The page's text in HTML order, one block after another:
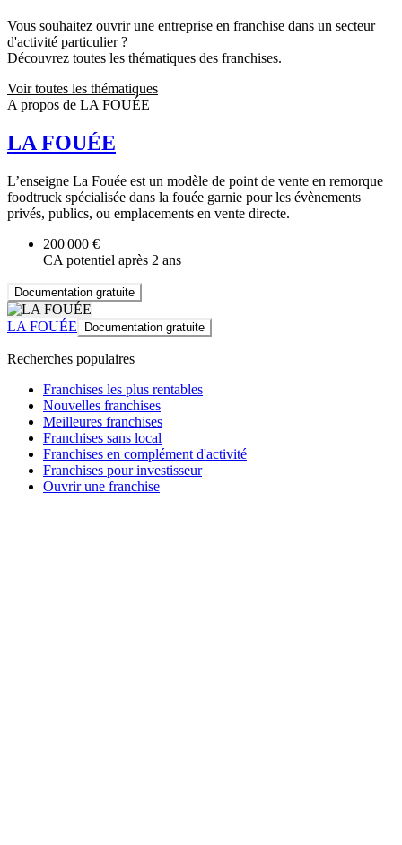
Vous souhaitez ouvrir une entreprise en franchise dans un secteur
d'activité particulier ?
Découvrez toutes les thématiques des franchises.
Voir toutes les thématiques
A propos de LA FOUÉE
LA FOUÉE
L’enseigne La Fouée est un modèle de point de vente en remorque
foodtruck spécialisée dans la fouée garnie pour les évènements
privés, publics, ou emplacements en vente directe.
200 000 €
CA potentiel après 2 ans
Documentation gratuite
LA FOUÉE Documentation gratuite
Recherches populaires
Franchises les plus rentables
Nouvelles franchises
Meilleures franchises
Franchises sans local
Franchises en complément d'activité
Franchises pour investisseur
Ouvrir une franchise